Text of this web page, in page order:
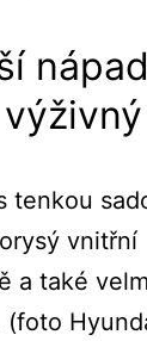
nápad